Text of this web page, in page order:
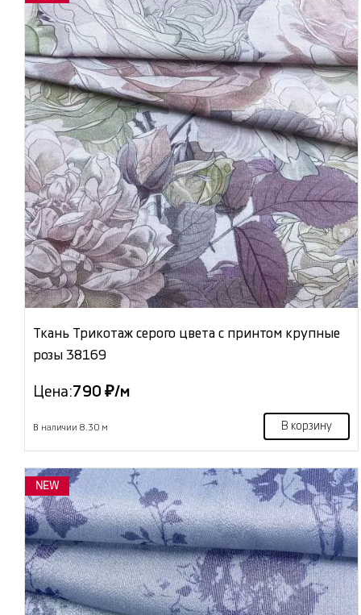
Ткань Трикотаж серого цвета с принтом крупные
розы 38169
Цена:790 ₽/м
В наличии 8.30 м В корзину
NEW